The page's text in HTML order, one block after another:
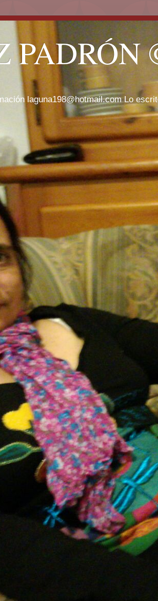
laguna198@hotmail.com Lo